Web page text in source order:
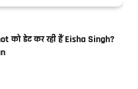
को डेट कर रही हैं Eisha Singh?